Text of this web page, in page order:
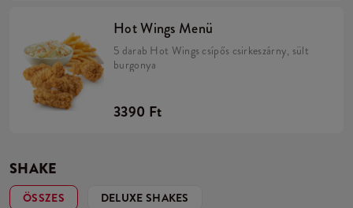
Hot Wings Menü
5 darab Hot Wings csípős csirkeszárny, sült
burgonya
3390 Ft
SHAKE
ÖSSZES DELUXE SHAKES